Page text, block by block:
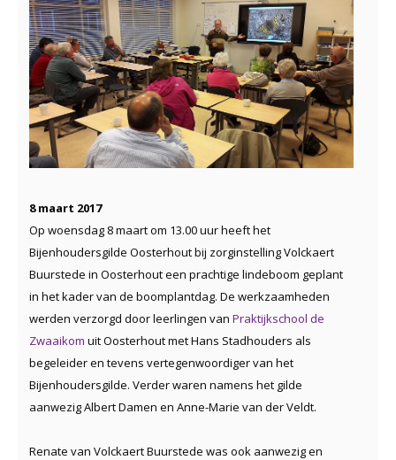
8 maart 2017
Op woensdag 8 maart om 13.00 uur heeft het
Bijenhoudersgilde Oosterhout bij zorginstelling Volckaert
Buurstede in Oosterhout een prachtige lindeboom geplant
in het kader van de boomplantdag. De werkzaamheden
werden verzorgd door leerlingen van Praktijkschool de
Zwaaikom uit Oosterhout met Hans Stadhouders als
begeleider en tevens vertegenwoordiger van het
Bijenhoudersgilde. Verder waren namens het gilde
aanwezig Albert Damen en Anne-Marie van der Veldt.
Renate van Volckaert Buurstede was ook aanwezig en